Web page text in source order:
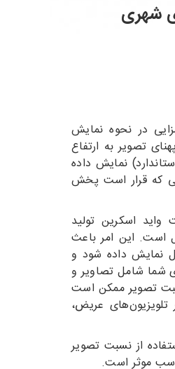
شهری
در نحوه نمایش
تصویر به ارتفاع
دارد و با اعدادی مانند 16:9 (واید اسکرین) یا 4:3 (استاندارد) نمایش داده
که قرار است پخش
اسکرین تولید
تلویزیون شهری با نسبت تصویر 16:9 ایده‌آل است. این امر باعث
نمایش داده شود و
شما شامل تصاویر و
از این نسبت تصویر ممکن است
عریض،
از نسبت تصویر
موثر است.